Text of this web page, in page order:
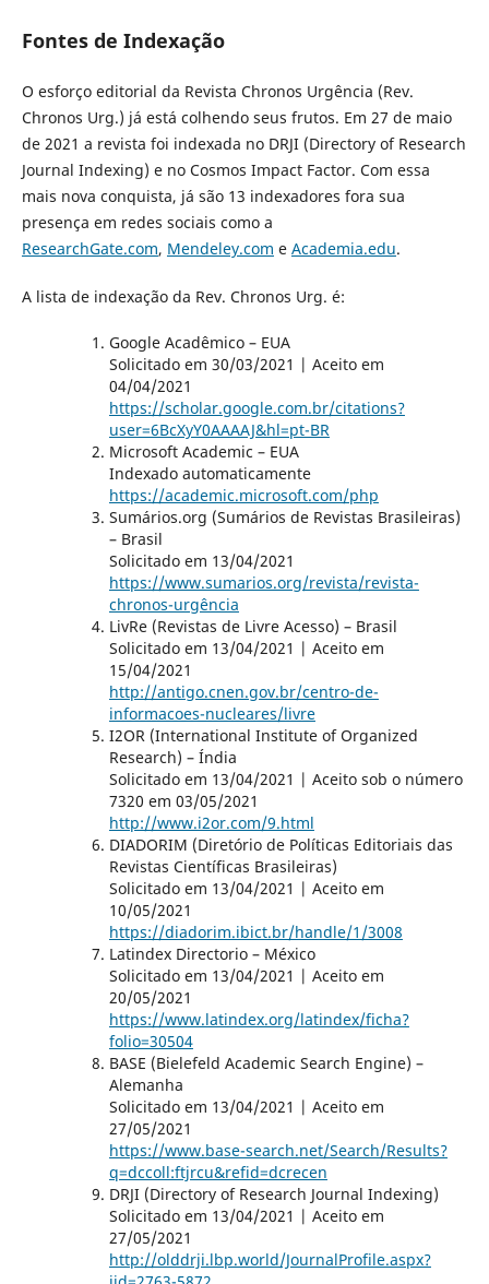
Fontes de Indexação
O esforço editorial da Revista Chronos Urgência (Rev.
Chronos Urg.) já está colhendo seus frutos. Em 27 de maio
de 2021 a revista foi indexada no DRJI (Directory of Research
Journal Indexing) e no Cosmos Impact Factor. Com essa
mais nova conquista, já são 13 indexadores fora sua
presença em redes sociais como a
ResearchGate.com, Mendeley.com e Academia.edu.
A lista de indexação da Rev. Chronos Urg. é:
Google Acadêmico – EUA
Solicitado em 30/03/2021 | Aceito em
04/04/2021
https://scholar.google.com.br/citations?
user=6BcXyY0AAAAJ&hl=pt-BR
Microsoft Academic – EUA
Indexado automaticamente
https://academic.microsoft.com/php
Sumários.org (Sumários de Revistas Brasileiras)
– Brasil
Solicitado em 13/04/2021
https://www.sumarios.org/revista/revista-
chronos-urgência
LivRe (Revistas de Livre Acesso) – Brasil
Solicitado em 13/04/2021 | Aceito em
15/04/2021
http://antigo.cnen.gov.br/centro-de-
informacoes-nucleares/livre
I2OR (International Institute of Organized
Research) – Índia
Solicitado em 13/04/2021 | Aceito sob o número
7320 em 03/05/2021
http://www.i2or.com/9.html
DIADORIM (Diretório de Políticas Editoriais das
Revistas Científicas Brasileiras)
Solicitado em 13/04/2021 | Aceito em
10/05/2021
https://diadorim.ibict.br/handle/1/3008
Latindex Directorio – México
Solicitado em 13/04/2021 | Aceito em
20/05/2021
https://www.latindex.org/latindex/ficha?
folio=30504
BASE (Bielefeld Academic Search Engine) –
Alemanha
Solicitado em 13/04/2021 | Aceito em
27/05/2021
https://www.base-search.net/Search/Results?
q=dccoll:ftjrcu&refid=dcrecen
DRJI (Directory of Research Journal Indexing)
Solicitado em 13/04/2021 | Aceito em
27/05/2021
http://olddrji.lbp.world/JournalProfile.aspx?